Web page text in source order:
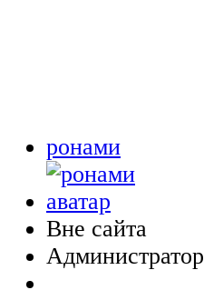
ронами
Вне сайта
Администратор